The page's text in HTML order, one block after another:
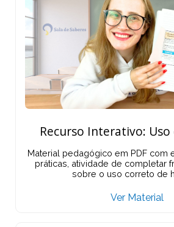
Recurso Interativo: Uso
Material pedagógico em PDF com
práticas, atividade de completar
sobre o uso correto de
Ver Material